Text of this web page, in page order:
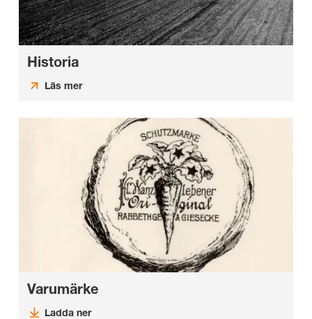
Historia
Läs mer
Varumärke
Ladda ner